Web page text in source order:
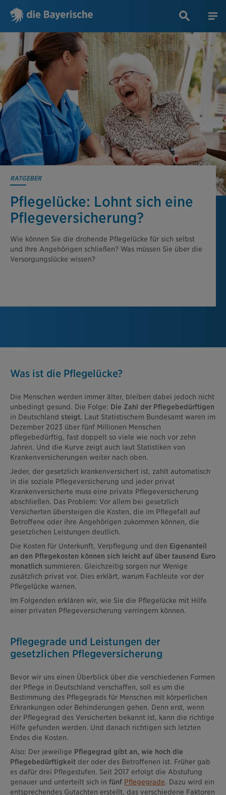
RATGEBER
Pflegelücke: Lohnt sich eine
Pflegever­siche­rung?
Wie können Sie die drohende Pflegelücke für sich selbst
und Ihre Angehörigen schließen? Was müssen Sie über die
Versorgungslücke wissen?
Was ist die Pflegelücke?
Die Menschen werden immer älter, bleiben dabei jedoch nicht
unbedingt gesund. Die Folge: Die Zahl der Pflegebedürftigen
in Deutschland steigt. Laut Statistischem Bundesamt waren im
Dezember 2023 über fünf Millionen Menschen
pflegebedürftig, fast doppelt so viele wie noch vor zehn
Jahren. Und die Kurve zeigt auch laut Statistiken von
Krankenversicherungen weiter nach oben.
Jeder, der gesetzlich krankenversichert ist, zahlt automatisch
in die soziale Pflegeversicherung und jeder privat
Krankenversicherte muss eine private Pflegeversicherung
abschließen. Das Problem: Vor allem bei gesetzlich
Versicherten übersteigen die Kosten, die im Pflegefall auf
Betroffene oder ihre Angehörigen zukommen können, die
gesetzlichen Leistungen deutlich.
Die Kosten für Unterkunft, Verpflegung und den Eigenanteil
an den Pflegekosten können sich leicht auf über tausend Euro
monatlich summieren. Gleichzeitig sorgen nur Wenige
zusätzlich privat vor. Dies erklärt, warum Fachleute vor der
Pflegelücke warnen.
Im Folgenden erklären wir, wie Sie die Pflegelücke mit Hilfe
einer privaten Pflegeversicherung verringern können.
Pflegegrade und Leistungen der
gesetzlichen Pflegeversicherung
Bevor wir uns einen Überblick über die verschiedenen Formen
der Pflege in Deutschland verschaffen, soll es um die
Bestimmung des Pflegegrads für Menschen mit körperlichen
Erkrankungen oder Behinderungen gehen. Denn erst, wenn
der Pflegegrad des Versicherten bekannt ist, kann die richtige
Hilfe gefunden werden. Und danach richtigen sich letzten
Endes die Kosten.
Also: Der jeweilige Pflegegrad gibt an, wie hoch die
Pflegebedürftigkeit der oder des Betroffenen ist. Früher gab
es dafür drei Pflegestufen. Seit 2017 erfolgt die Abstufung
genauer und unterteilt sich in fünf Pflegegrade. Dazu wird ein
entsprechendes Gutachten erstellt, das verschiedene Faktoren